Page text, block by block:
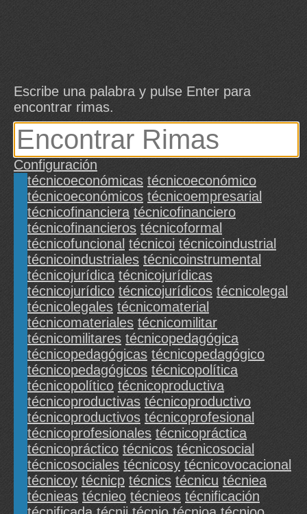
Escribe una palabra y pulse Enter para
encontrar rimas.
Configuración
técnicoeconómicas técnicoeconómico
técnicoeconómicos técnicoempresarial
técnicofinanciera técnicofinanciero
técnicofinancieros técnicoformal
técnicofuncional técnicoi técnicoindustrial
técnicoindustriales técnicoinstrumental
técnicojurídica técnicojurídicas
técnicojurídico técnicojurídicos técnicolegal
técnicolegales técnicomaterial
técnicomateriales técnicomilitar
técnicomilitares técnicopedagógica
técnicopedagógicas técnicopedagógico
técnicopedagógicos técnicopolítica
técnicopolítico técnicoproductiva
técnicoproductivas técnicoproductivo
técnicoproductivos técnicoprofesional
técnicoprofesionales técnicopráctica
técnicopráctico técnicos técnicosocial
técnicosociales técnicosy técnicovocacional
técnicoy técnicp técnics técnicu técniea
técnieas técnieo técnieos técnificación